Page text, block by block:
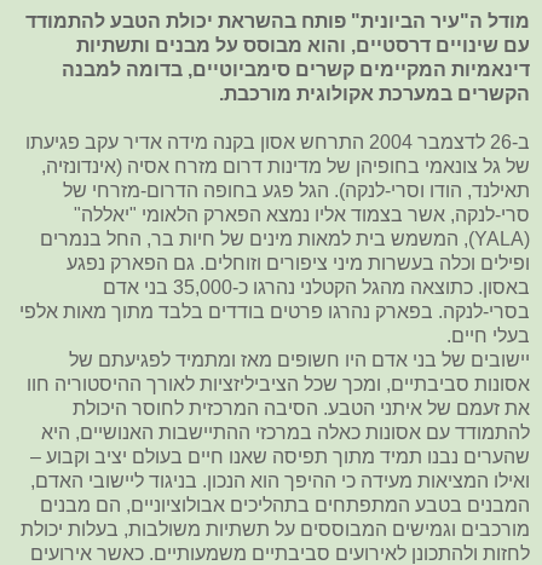
מודל ה"עיר הביונית" פותח בהשראת יכולת הטבע להתמודד
עם שינויים דרסטיים, והוא מבוסס על מבנים ותשתיות
דינאמיות המקיימים קשרים סימביוטיים, בדומה למבנה
הקשרים במערכת אקולוגית מורכבת.
ב-26 לדצמבר 2004 התרחש אסון בקנה מידה אדיר עקב פגיעתו
של גל צונאמי בחופיהן של מדינות דרום מזרח אסיה (אינדונזיה,
תאילנד, הודו וסרי-לנקה). הגל פגע בחופה הדרום-מזרחי של
סרי-לנקה, אשר בצמוד אליו נמצא הפארק הלאומי "יאללה"
(YALA), המשמש בית למאות מינים של חיות בר, החל בנמרים
ופילים וכלה בעשרות מיני ציפורים וזוחלים. גם הפארק נפגע
באסון. כתוצאה מהגל הקטלני נהרגו כ-35,000 בני אדם
בסרי-לנקה. בפארק נהרגו פרטים בודדים בלבד מתוך מאות אלפי
בעלי חיים.
יישובים של בני אדם היו חשופים מאז ומתמיד לפגיעתם של
אסונות סביבתיים, ומכך שכל הציביליזציות לאורך ההיסטוריה חוו
את זעמם של איתני הטבע. הסיבה המרכזית לחוסר היכולת
להתמודד עם אסונות כאלה במרכזי ההתיישבות האנושיים, היא
שהערים נבנו תמיד מתוך תפיסה שאנו חיים בעולם יציב וקבוע –
ואילו המציאות מעידה כי ההיפך הוא הנכון. בניגוד ליישובי האדם,
המבנים בטבע המתפתחים בתהליכים אבולוציוניים, הם מבנים
מורכבים וגמישים המבוססים על תשתיות משולבות, בעלות יכולת
לחזות ולהתכונן לאירועים סביבתיים משמעותיים. כאשר אירועים